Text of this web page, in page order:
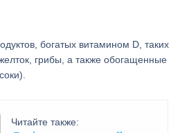
богатых витамином D, таких
грибы, а также обогащенные
Читайте также: